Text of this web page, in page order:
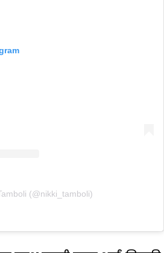
(@nikki_tamboli)